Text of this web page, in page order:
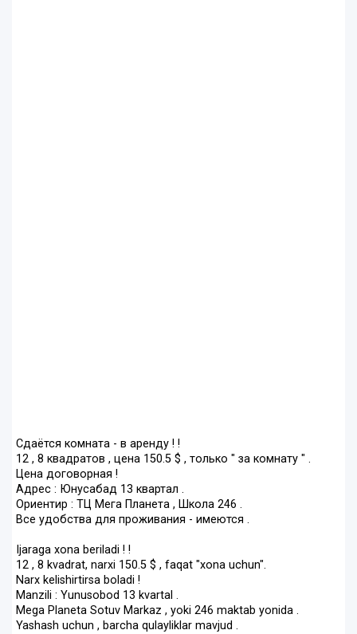
Сдаётся комната - в аренду ! !
12 , 8 квадратов , цена 150.5 $ , только " за комнату " .
Цена договорная !
Адрес : Юнусабад 13 квартал .
Ориентир : ТЦ Мега Планета , Школа 246 .
Все удобства для проживания - имеются .
Ijaraga xona beriladi ! !
12 , 8 kvadrat, narxi 150.5 $ , faqat "xona uchun".
Narx kelishirtirsa boladi !
Manzili : Yunusobod 13 kvartal .
Mega Planeta Sotuv Markaz , yoki 246 maktab yonida .
Yashash uchun , barcha qulayliklar mavjud .